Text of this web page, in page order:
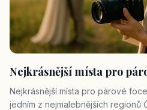
Nejkrásnější místa pro
Nejkrásnější místa pro párové focení na
jedním z nejmalebnějších regionů